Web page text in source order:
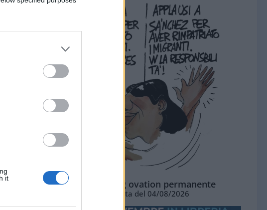
it
La standing ovation permanente
Vignetta del 04/08/2026